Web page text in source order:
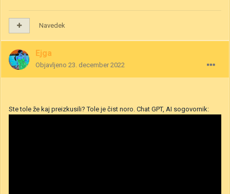
Navedek
Ejga
Objavljeno 23. december 2022
Ste tole že kaj preizkusili? Tole je čist noro. Chat GPT, AI sogovornik: